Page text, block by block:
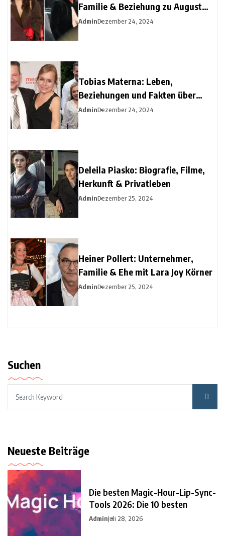
Familie & Beziehung zu August
Diehl
AdminDezember 24, 2024
Tobias Materna: Leben,
Beziehungen und Fakten über
Christine Urspruchs Ex-Ehemann
AdminDezember 24, 2024
Deleila Piasko: Biografie, Filme,
Herkunft & Privatleben
AdminDezember 25, 2024
Heiner Pollert: Unternehmer,
Familie & Ehe mit Lara Joy Körner
AdminDezember 25, 2024
Suchen
Neueste Beiträge
Die besten Magic-Hour-Lip-Sync-
Tools 2026: Die 10 besten
AdminJuli 28, 2026